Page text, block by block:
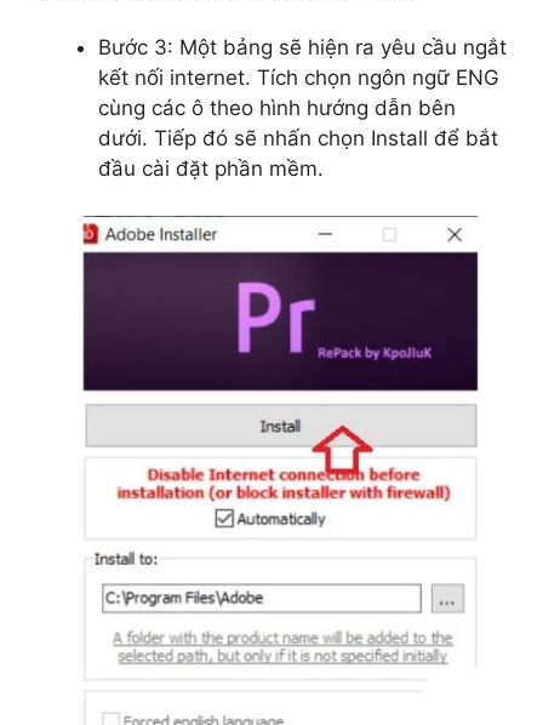
Bước 3: Một bảng sẽ hiện ra yêu cầu ngắt
kết nối internet. Tích chọn ngôn ngữ ENG
cùng các ô theo hình hướng dẫn bên
dưới. Tiếp đó sẽ nhấn chọn Install để bắt
đầu cài đặt phần mềm.